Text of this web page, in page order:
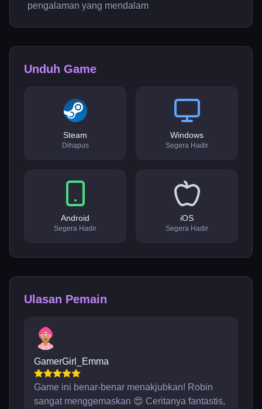
pengalaman yang mendalam
Unduh Game
Steam
Dihapus
Windows
Segera Hadir
Android
Segera Hadir
iOS
Segera Hadir
Ulasan Pemain
GamerGirl_Emma
Game ini benar-benar menakjubkan! Robin
sangat menggemaskan 😍 Ceritanya fantastis,